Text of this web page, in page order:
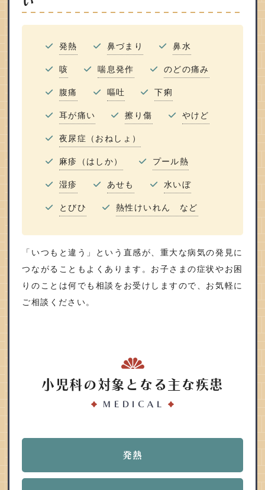
発熱 鼻づまり 鼻水
咳 喘息発作 のどの痛み
腹痛 嘔吐 下痢
耳が痛い 擦り傷 やけど
夜尿症（おねしょ）
麻疹（はしか） プール熱
湿疹 あせも 水いぼ
とびひ 熱性けいれん など
「いつもと違う」という直感が、重大な病気の発見に
つながることもよくあります。お子さまの症状やお困
りのことは何でも相談をお受けしますので、お気軽に
ご相談ください。
小児科の対象となる主な疾患
MEDICAL
発熱